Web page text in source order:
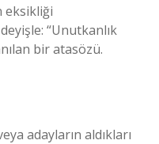
eksikliği
“Unutkanlık
bir atasözü.
adayların aldıkları